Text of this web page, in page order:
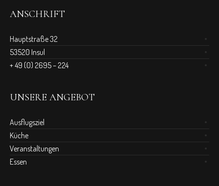
ANSCHRIFT
Hauptstraße 32
53520 Insul
+ 49 (0) 2695 – 224
UNSERE ANGEBOT
Ausflugsziel
Küche
Veranstaltungen
Essen